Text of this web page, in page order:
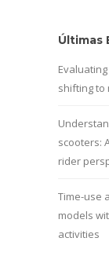
Últimas
shifting to
scooters:
rider
Time-use
models
activities